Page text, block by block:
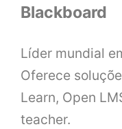
Blackboard
Líder mundial
Oferece
Learn, Open
teacher.